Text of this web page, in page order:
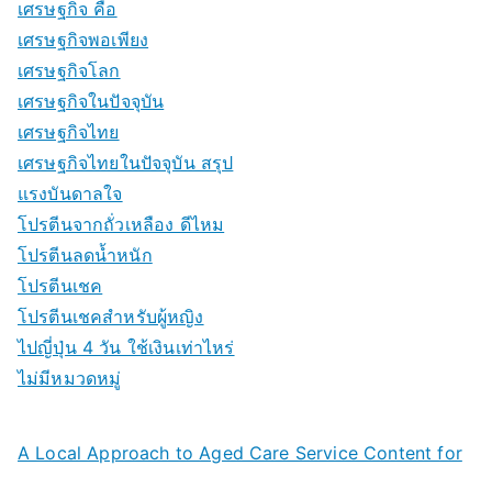
เศรษฐกิจ คือ
เศรษฐกิจพอเพียง
เศรษฐกิจโลก
เศรษฐกิจในปัจจุบัน
เศรษฐกิจไทย
เศรษฐกิจไทยในปัจจุบัน สรุป
แรงบันดาลใจ
โปรตีนจากถั่วเหลือง ดีไหม
โปรตีนลดน้ำหนัก
โปรตีนเชค
โปรตีนเชคสำหรับผู้หญิง
ไปญี่ปุ่น 4 วัน ใช้เงินเท่าไหร่
ไม่มีหมวดหมู่
A Local Approach to Aged Care Service Content for